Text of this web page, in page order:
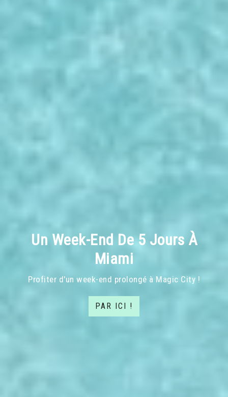
Un Week-End De 5 Jours À
Miami
Profiter d'un week-end prolongé à Magic City !
PAR ICI !